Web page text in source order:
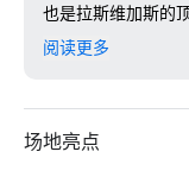
也是拉斯维加斯的
荣誉外，威尼斯人
行家》三冠王奖；
阅读更多
场地亮点